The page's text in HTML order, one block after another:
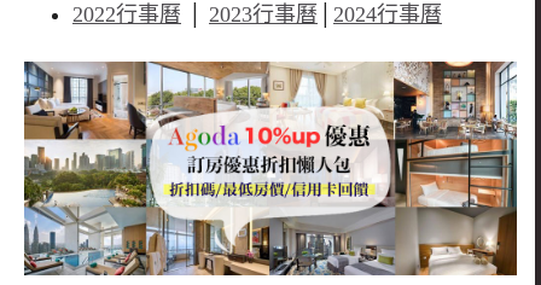
2022行事曆
2023行事曆 2024行事曆